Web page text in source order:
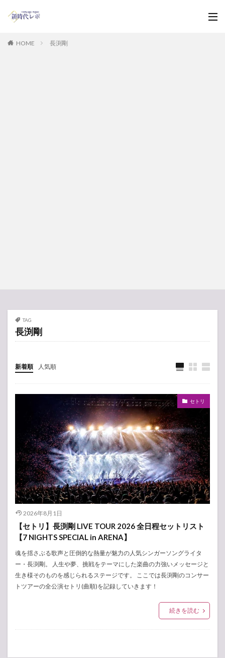
HOME 長渕剛
TAG
長渕剛
新着順 人気順
セトリ
2026年8月1日
【セトリ】長渕剛 LIVE TOUR 2026 全日程セットリスト
【7 NIGHTS SPECIAL in ARENA】
魂を揺さぶる歌声と圧倒的な熱量が魅力の人気シンガーソングライタ
ー・長渕剛。 人生や夢、挑戦をテーマにした楽曲の力強いメッセージと
生き様そのものを感じられるステージです。 ここでは長渕剛のコンサー
トツアーの全公演セトリ(曲順)を記録していきます！
続きを読む